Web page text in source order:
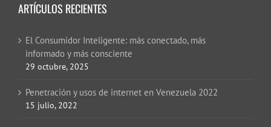
ARTÍCULOS RECIENTES
El Consumidor Inteligente: más conectado, más
informado y más consciente
29 octubre, 2025
Penetración y usos de internet en Venezuela 2022
15 julio, 2022